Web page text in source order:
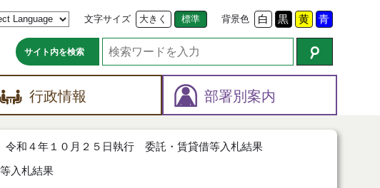
文字サイズ 大きく 標準 背景色 白 黒 黄 青
サイト内を検索
行政情報 部署別案内
令和４年１０月２５日執行 委託・賃貸借等入札結果
入札結果